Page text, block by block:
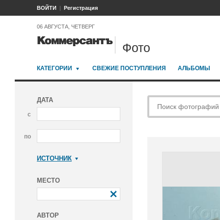
ВОЙТИ Регистрация
06 АВГУСТА, ЧЕТВЕРГ
Фото
КАТЕГОРИИ СВЕЖИЕ ПОСТУПЛЕНИЯ АЛЬБОМЫ
ДАТА
с
по
ИСТОЧНИК
МЕСТО
АВТОР